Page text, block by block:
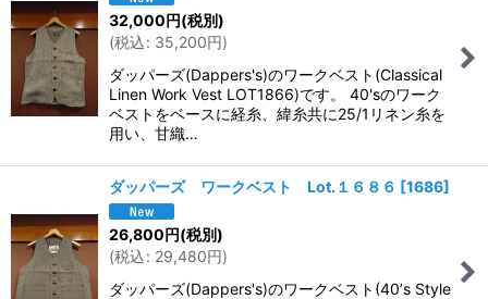
32,000円(税別)
(税込: 35,200円)
ダッパーズ(Dappers's)のワークベスト(Classical
Linen Work Vest LOT1866)です。 40'sのワーク
ベストをベースに経糸、緯糸共に25/1リネン糸を
用い、甘織…
ダッパーズ ワークベスト Lot.１６８６ [1686]
26,800円(税別)
(税込: 29,480円)
ダッパーズ(Dappers's)のワークベスト(40’s Style